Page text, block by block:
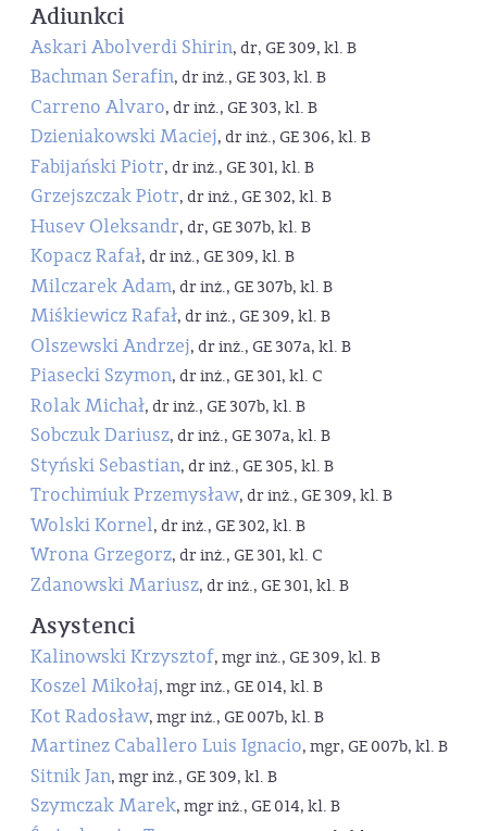
Adiunkci
Askari Abolverdi Shirin, dr, GE 309, kl. B
Bachman Serafin, dr inż., GE 303, kl. B
Carreno Alvaro, dr inż., GE 303, kl. B
Dzieniakowski Maciej, dr inż., GE 306, kl. B
Fabijański Piotr, dr inż., GE 301, kl. B
Grzejszczak Piotr, dr inż., GE 302, kl. B
Husev Oleksandr, dr, GE 307b, kl. B
Kopacz Rafał, dr inż., GE 309, kl. B
Milczarek Adam, dr inż., GE 307b, kl. B
Miśkiewicz Rafał, dr inż., GE 309, kl. B
Olszewski Andrzej, dr inż., GE 307a, kl. B
Piasecki Szymon, dr inż., GE 301, kl. C
Rolak Michał, dr inż., GE 307b, kl. B
Sobczuk Dariusz, dr inż., GE 307a, kl. B
Styński Sebastian, dr inż., GE 305, kl. B
Trochimiuk Przemysław, dr inż., GE 309, kl. B
Wolski Kornel, dr inż., GE 302, kl. B
Wrona Grzegorz, dr inż., GE 301, kl. C
Zdanowski Mariusz, dr inż., GE 301, kl. B
Asystenci
Kalinowski Krzysztof, mgr inż., GE 309, kl. B
Koszel Mikołaj, mgr inż., GE 014, kl. B
Kot Radosław, mgr inż., GE 007b, kl. B
Martinez Caballero Luis Ignacio, mgr, GE 007b, kl. B
Sitnik Jan, mgr inż., GE 309, kl. B
Szymczak Marek, mgr inż., GE 014, kl. B